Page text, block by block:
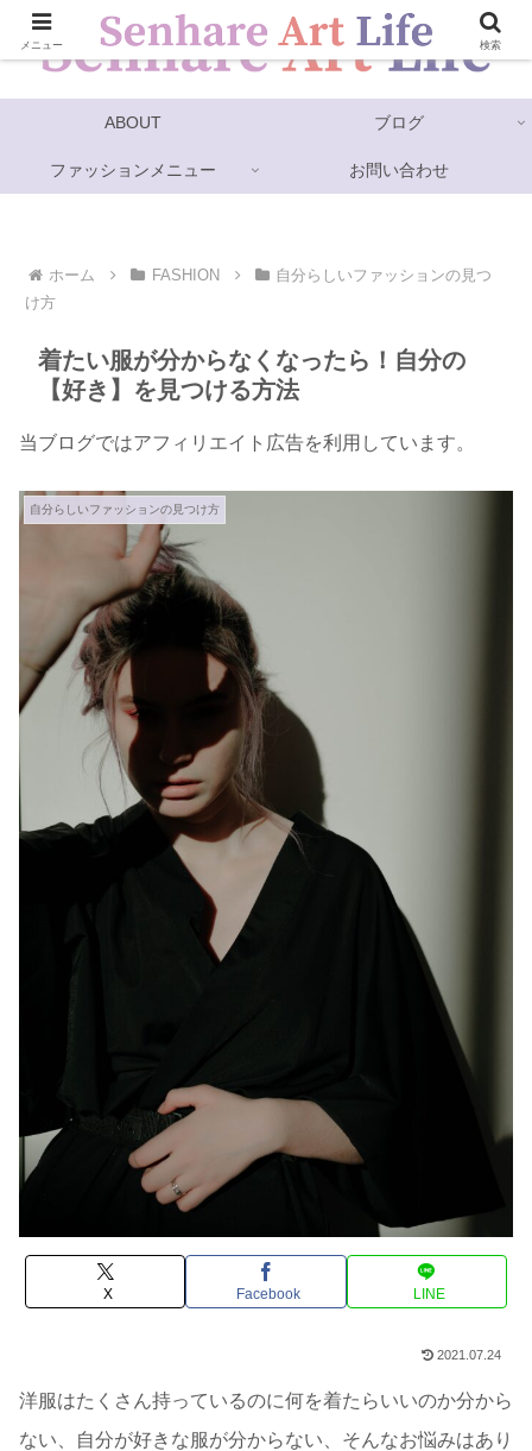
ABOUT ブログ
ファッションメニュー お問い合わせ
ホーム FASHION
自分らしいファッションの見つ
け方
着たい服が分からなくなったら！自分の
【好き】を見つける方法
当ブログではアフィリエイト広告を利用しています。
自分らしいファッションの見つけ方
X Facebook LINE
2021.07.24
洋服はたくさん持っているのに何を着たらいいのか分から
ない、自分が好きな服が分からない、そんなお悩みはあり
メニュー 検索